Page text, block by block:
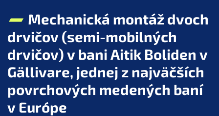
Mechanická montáž dvoch
drvičov (semi-mobilných
drvičov) v bani Aitik Boliden v
Gällivare, jednej z najväčších
povrchových medených baní
v Európe